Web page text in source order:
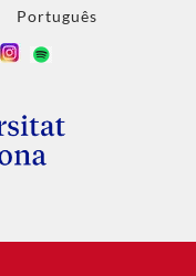
Português